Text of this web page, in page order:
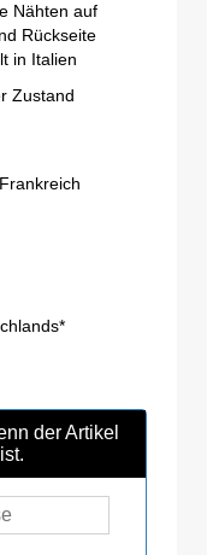
Nähten auf
Rückseite
in Italien
Zustand
der Artikel